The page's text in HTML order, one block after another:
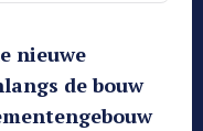
nieuwe
de bouw